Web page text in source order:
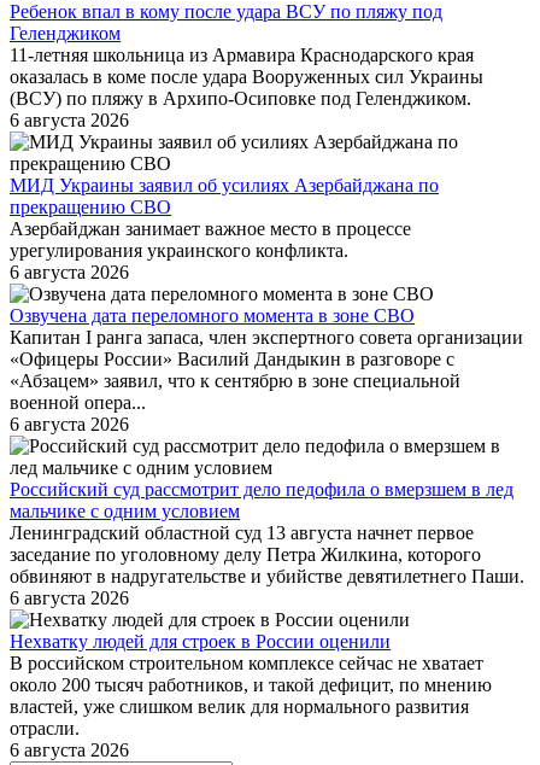
Ребенок впал в кому после удара ВСУ по пляжу под
Геленджиком
11-летняя школьница из Армавира Краснодарского края
оказалась в коме после удара Вооруженных сил Украины
(ВСУ) по пляжу в Архипо-Осиповке под Геленджиком.
6 августа 2026
МИД Украины заявил об усилиях Азербайджана по
прекращению СВО
Азербайджан занимает важное место в процессе
урегулирования украинского конфликта.
6 августа 2026
Озвучена дата переломного момента в зоне СВО
Капитан I ранга запаса, член экспертного совета организации
«Офицеры России» Василий Дандыкин в разговоре с
«Абзацем» заявил, что к сентябрю в зоне специальной
военной опера...
6 августа 2026
Российский суд рассмотрит дело педофила о вмерзшем в лед
мальчике с одним условием
Ленинградский областной суд 13 августа начнет первое
заседание по уголовному делу Петра Жилкина, которого
обвиняют в надругательстве и убийстве девятилетнего Паши.
6 августа 2026
Нехватку людей для строек в России оценили
В российском строительном комплексе сейчас не хватает
около 200 тысяч работников, и такой дефицит, по мнению
властей, уже слишком велик для нормального развития
отрасли.
6 августа 2026